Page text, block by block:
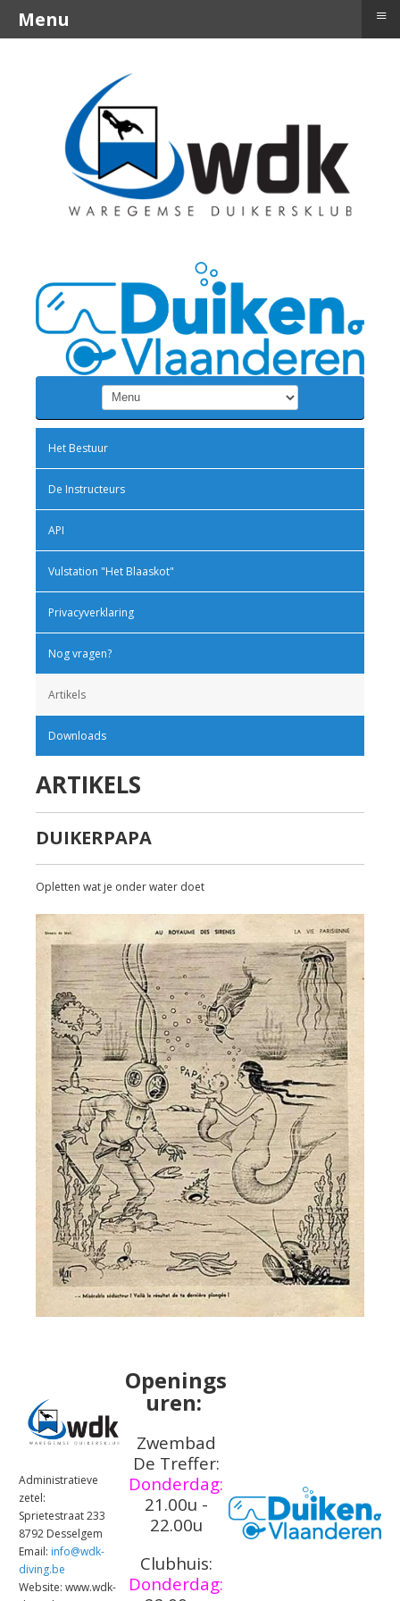
Het Bestuur
De Instructeurs
API
Vulstation "Het Blaaskot"
Privacyverklaring
Nog vragen?
Artikels
Downloads
ARTIKELS
DUIKERPAPA
Opletten wat je onder water doet
Administratieve
zetel:
Sprietestraat 233
8792 Desselgem
Email: info@wdk-
diving.be
Website: www.wdk-
Openings
uren:
Zwembad
De Treffer:
Donderdag:
21.00u -
22.00u
Clubhuis:
Donderdag:
Menu ≡